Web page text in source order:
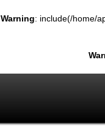
Warning: include(/home/